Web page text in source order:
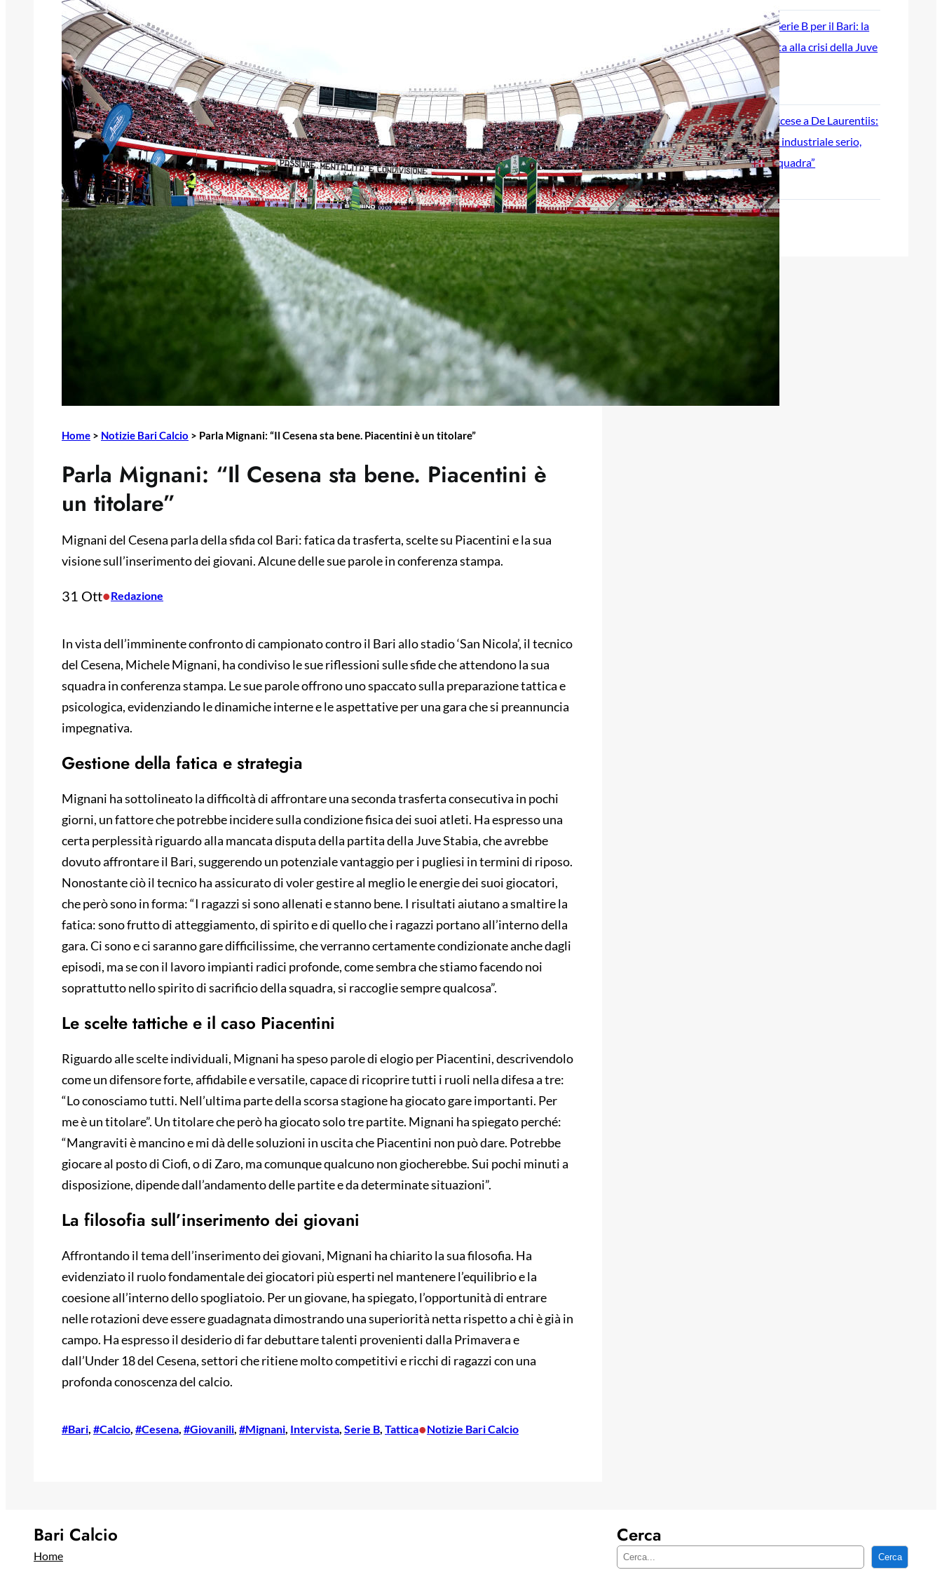
Home > Notizie Bari Calcio > Parla Mignani: “Il Cesena sta bene. Piacentini è un titolare”
Parla Mignani: “Il Cesena sta bene. Piacentini è
un titolare”
Mignani del Cesena parla della sfida col Bari: fatica da trasferta, scelte su Piacentini e la sua
visione sull’inserimento dei giovani. Alcune delle sue parole in conferenza stampa.
31 Ott•Redazione
In vista dell’imminente confronto di campionato contro il Bari allo stadio ‘San Nicola’, il tecnico
del Cesena, Michele Mignani, ha condiviso le sue riflessioni sulle sfide che attendono la sua
squadra in conferenza stampa. Le sue parole offrono uno spaccato sulla preparazione tattica e
psicologica, evidenziando le dinamiche interne e le aspettative per una gara che si preannuncia
impegnativa.
Gestione della fatica e strategia
Mignani ha sottolineato la difficoltà di affrontare una seconda trasferta consecutiva in pochi
giorni, un fattore che potrebbe incidere sulla condizione fisica dei suoi atleti. Ha espresso una
certa perplessità riguardo alla mancata disputa della partita della Juve Stabia, che avrebbe
dovuto affrontare il Bari, suggerendo un potenziale vantaggio per i pugliesi in termini di riposo.
Nonostante ciò il tecnico ha assicurato di voler gestire al meglio le energie dei suoi giocatori,
che però sono in forma: “I ragazzi si sono allenati e stanno bene. I risultati aiutano a smaltire la
fatica: sono frutto di atteggiamento, di spirito e di quello che i ragazzi portano all’interno della
gara. Ci sono e ci saranno gare difficilissime, che verranno certamente condizionate anche dagli
episodi, ma se con il lavoro impianti radici profonde, come sembra che stiamo facendo noi
soprattutto nello spirito di sacrificio della squadra, si raccoglie sempre qualcosa”.
Le scelte tattiche e il caso Piacentini
Riguardo alle scelte individuali, Mignani ha speso parole di elogio per Piacentini, descrivendolo
come un difensore forte, affidabile e versatile, capace di ricoprire tutti i ruoli nella difesa a tre:
“Lo conosciamo tutti. Nell’ultima parte della scorsa stagione ha giocato gare importanti. Per
me è un titolare”. Un titolare che però ha giocato solo tre partite. Mignani ha spiegato perché:
“Mangraviti è mancino e mi dà delle soluzioni in uscita che Piacentini non può dare. Potrebbe
giocare al posto di Ciofi, o di Zaro, ma comunque qualcuno non giocherebbe. Sui pochi minuti a
disposizione, dipende dall’andamento delle partite e da determinate situazioni”.
La filosofia sull’inserimento dei giovani
Affrontando il tema dell’inserimento dei giovani, Mignani ha chiarito la sua filosofia. Ha
evidenziato il ruolo fondamentale dei giocatori più esperti nel mantenere l’equilibrio e la
coesione all’interno dello spogliatoio. Per un giovane, ha spiegato, l’opportunità di entrare
nelle rotazioni deve essere guadagnata dimostrando una superiorità netta rispetto a chi è già in
campo. Ha espresso il desiderio di far debuttare talenti provenienti dalla Primavera e
dall’Under 18 del Cesena, settori che ritiene molto competitivi e ricchi di ragazzi con una
profonda conoscenza del calcio.
#Bari, #Calcio, #Cesena, #Giovanili, #Mignani, Intervista, Serie B, Tattica•Notizie Bari Calcio
Ripescaggio in Serie B per il Bari: la
speranza è legata alla crisi della Juve
Stabia
28 Maggio 2026
Futuro Bari, Leccese a De Laurentiis:
“Serve un piano industriale serio,
non siamo una seconda squadra”
27 Maggio 2026
Bari Calcio
Home
Cerca
C
Cerca